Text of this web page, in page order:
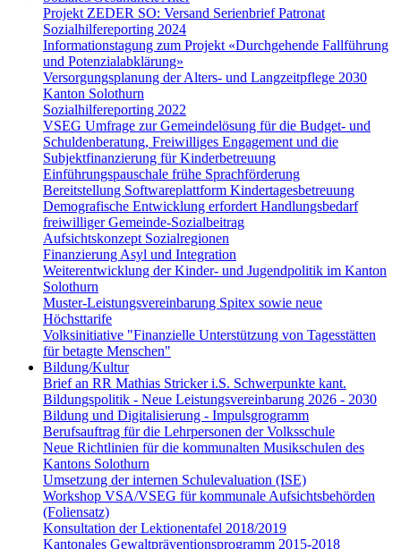
Projekt ZEDER SO: Versand Serienbrief Patronat
Sozialhilfereporting 2024
Informationstagung zum Projekt «Durchgehende Fallführung
und Potenzialabklärung»
Versorgungsplanung der Alters- und Langzeitpflege 2030
Kanton Solothurn
Sozialhilfereporting 2022
VSEG Umfrage zur Gemeindelösung für die Budget- und
Schuldenberatung, Freiwilliges Engagement und die
Subjektfinanzierung für Kinderbetreuung
Einführungspauschale frühe Sprachförderung
Bereitstellung Softwareplattform Kindertagesbetreuung
Demografische Entwicklung erfordert Handlungsbedarf
freiwilliger Gemeinde-Sozialbeitrag
Aufsichtskonzept Sozialregionen
Finanzierung Asyl und Integration
Weiterentwicklung der Kinder- und Jugendpolitik im Kanton
Solothurn
Muster-Leistungsvereinbarung Spitex sowie neue
Höchsttarife
Volksinitiative "Finanzielle Unterstützung von Tagesstätten
für betagte Menschen"
Bildung/Kultur
Brief an RR Mathias Stricker i.S. Schwerpunkte kant.
Bildungspolitik - Neue Leistungsvereinbarung 2026 - 2030
Bildung und Digitalisierung - Impulsgrogramm
Berufsauftrag für die Lehrpersonen der Volksschule
Neue Richtlinien für die kommunalten Musikschulen des
Kantons Solothurn
Umsetzung der internen Schulevaluation (ISE)
Workshop VSA/VSEG für kommunale Aufsichtsbehörden
(Foliensatz)
Konsultation der Lektionentafel 2018/2019
Kantonales Gewaltpräventionsprogramm 2015-2018